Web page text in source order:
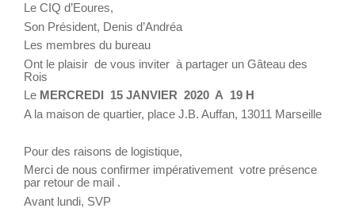
Le CIQ d’Eoures,
Son Président, Denis d’Andréa
Les membres du bureau
Ont le plaisir de vous inviter à partager un Gâteau des
Rois
Le MERCREDI 15 JANVIER 2020 A 19 H
A la maison de quartier, place J.B. Auffan, 13011 Marseille
Pour des raisons de logistique,
Merci de nous confirmer impérativement votre présence
par retour de mail .
Avant lundi, SVP